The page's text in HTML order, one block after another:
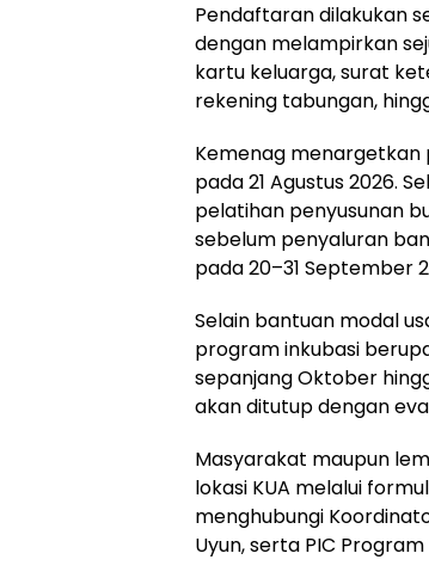
Pendaftaran dilakukan
dengan melampirkan
kartu keluarga, surat
rekening tabungan,
Kemenag
pada 21 Agustus 2026.
pelatihan penyusunan
sebelum penyaluran
pada 20–31 September
Selain bantuan modal
program inkubasi
sepanjang Oktober
akan ditutup dengan
Masyarakat maupun
lokasi KUA melalui
menghubungi
Uyun, serta PIC Program